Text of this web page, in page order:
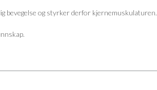
bevegelse og styrker derfor kjernemuskulaturen.